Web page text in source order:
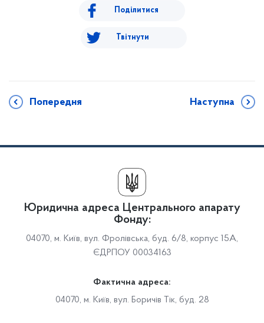
Поділитися
Твітнути
Попередня Наступна
Юридична адреса Центрального апарату
Фонду:
04070, м. Київ, вул. Фролівська, буд. 6/8, корпус 15А,
ЄДРПОУ 00034163
Фактична адреса:
04070, м. Київ, вул. Боричів Тік, буд. 28